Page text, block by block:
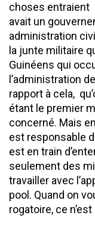
choses entraient
avait un
administration
la junte militaire
Guinéens qui
l’administration
rapport à cela,
étant le premier
concerné. Mais
est responsable
est en train
seulement des
travailler avec
pool. Quand on
rogatoire, ce